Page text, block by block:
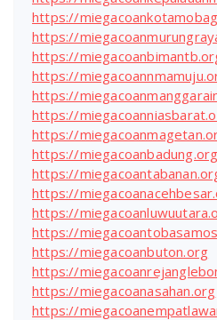
https://
https://
https://
https://
https://
https://
https://
https://miegacoanbadung.org
https://
https://
https://
https://
https://miegacoanbuton.org
https://
https://miegacoanasahan.org
https://